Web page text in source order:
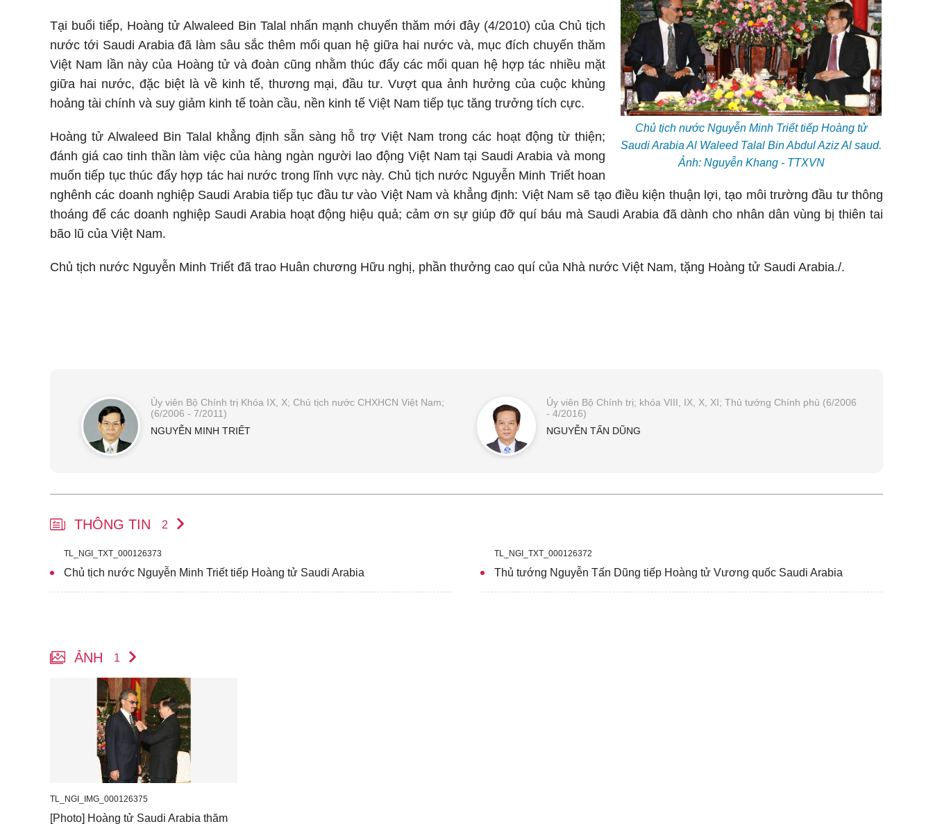
Chủ tịch nước Nguyễn Minh Triết tiếp Hoàng tử
Saudi Arabia Al Waleed Talal Bin Abdul Aziz Al saud.
Ảnh: Nguyễn Khang - TTXVN
Tại buổi tiếp, Hoàng tử Alwaleed Bin Talal nhấn mạnh chuyến thăm mới đây (4/2010) của Chủ tịch
nước tới Saudi Arabia đã làm sâu sắc thêm mối quan hệ giữa hai nước và, mục đích chuyến thăm
Việt Nam lần này của Hoàng tử và đoàn cũng nhằm thúc đẩy các mối quan hệ hợp tác nhiều mặt
giữa hai nước, đặc biệt là về kinh tế, thương mại, đầu tư. Vượt qua ảnh hưởng của cuộc khủng
hoảng tài chính và suy giảm kinh tế toàn cầu, nền kinh tế Việt Nam tiếp tục tăng trưởng tích cực.
Hoàng tử Alwaleed Bin Talal khẳng định sẵn sàng hỗ trợ Việt Nam trong các hoạt động từ thiện;
đánh giá cao tinh thần làm việc của hàng ngàn người lao động Việt Nam tại Saudi Arabia và mong
muốn tiếp tục thúc đẩy hợp tác hai nước trong lĩnh vực này. Chủ tịch nước Nguyễn Minh Triết hoan
nghênh các doanh nghiệp Saudi Arabia tiếp tục đầu tư vào Việt Nam và khẳng định: Việt Nam sẽ tạo điều kiện thuận lợi, tạo môi trường đầu tư thông
thoáng để các doanh nghiệp Saudi Arabia hoạt động hiệu quả; cảm ơn sự giúp đỡ quí báu mà Saudi Arabia đã dành cho nhân dân vùng bị thiên tai
bão lũ của Việt Nam.
Chủ tịch nước Nguyễn Minh Triết đã trao Huân chương Hữu nghị, phần thưởng cao quí của Nhà nước Việt Nam, tặng Hoàng tử Saudi Arabia./.
Ủy viên Bộ Chính trị Khóa IX, X; Chủ tịch nước CHXHCN Việt Nam;
(6/2006 - 7/2011)
NGUYỄN MINH TRIẾT
Ủy viên Bộ Chính trị; khóa VIII, IX, X, XI; Thủ tướng Chính phủ (6/2006
- 4/2016)
NGUYỄN TẤN DŨNG
THÔNG TIN 2
TL_NGI_TXT_000126373
Chủ tịch nước Nguyễn Minh Triết tiếp Hoàng tử Saudi Arabia
TL_NGI_TXT_000126372
Thủ tướng Nguyễn Tấn Dũng tiếp Hoàng tử Vương quốc Saudi Arabia
ẢNH 1
TL_NGI_IMG_000126375
[Photo] Hoàng tử Saudi Arabia thăm